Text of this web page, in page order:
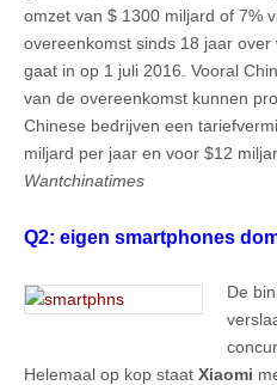
omzet van $ 1300 miljard of 7%
overeenkomst sinds 18 jaar
gaat in op 1 juli 2016. Vooral
van de overeenkomst kunnen
Chinese bedrijven een
miljard per jaar en voor $12
Wantchinatimes
Q2: eigen smartphones
De
Helemaal op kop staat Xiaomi